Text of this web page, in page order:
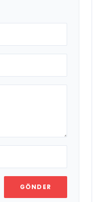
GÖNDER